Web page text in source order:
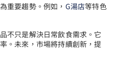
重要趨勢。例如， G湯店等特色
不只是解決日常飲食需求。它
。未來，市場將持續創新，提